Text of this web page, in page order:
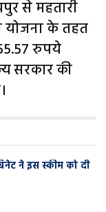
से महतारी
योजना के तहत
रुपये
सरकार की
ने इस स्कीम को दी